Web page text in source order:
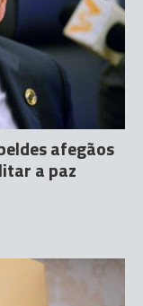
afegãos
a paz